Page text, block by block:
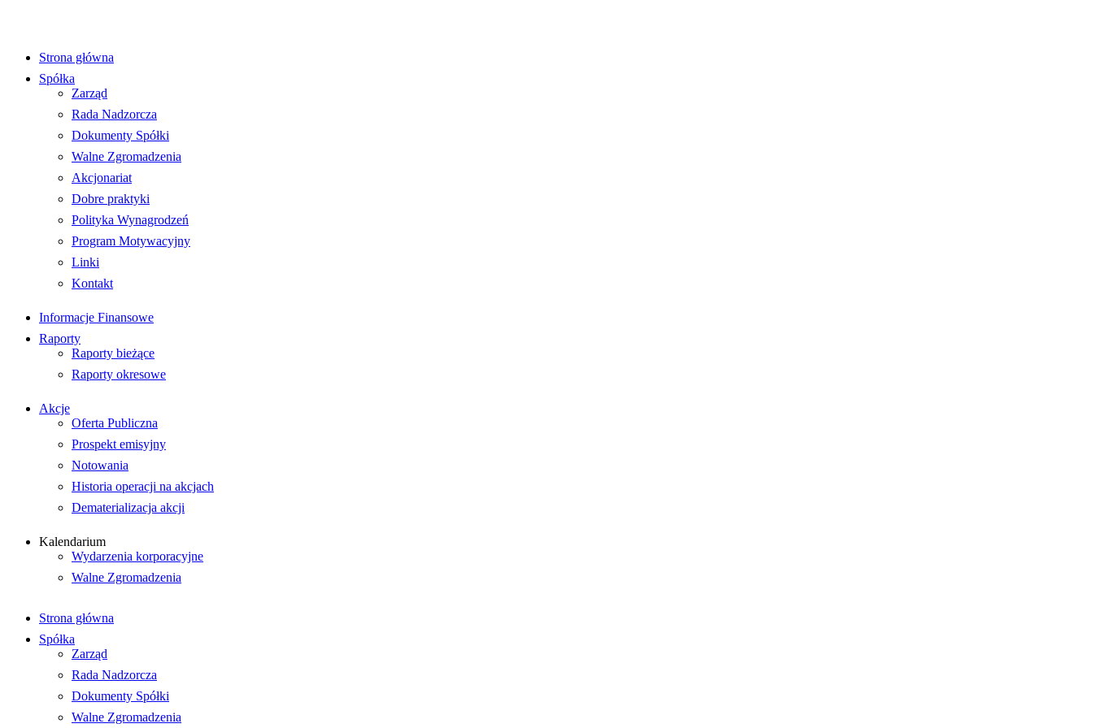
Strona główna
Spółka
Zarząd
Rada Nadzorcza
Dokumenty Spółki
Walne Zgromadzenia
Akcjonariat
Dobre praktyki
Polityka Wynagrodzeń
Program Motywacyjny
Linki
Kontakt
Informacje Finansowe
Raporty
Raporty bieżące
Raporty okresowe
Akcje
Oferta Publiczna
Prospekt emisyjny
Notowania
Historia operacji na akcjach
Dematerializacja akcji
Kalendarium
Wydarzenia korporacyjne
Walne Zgromadzenia
Strona główna
Spółka
Zarząd
Rada Nadzorcza
Dokumenty Spółki
Walne Zgromadzenia